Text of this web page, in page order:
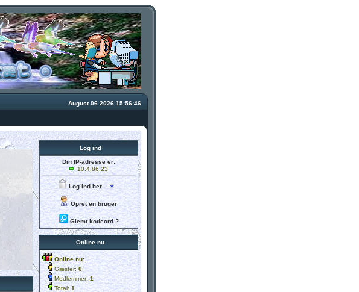
August 06 2026 15:56:46
Log ind
Din IP-adresse er:
10.4.86.23
Log ind her
Opret en bruger
Glemt kodeord ?
Online nu
Online nu:
Gæster: 0
Medlemmer: 1
Total:1